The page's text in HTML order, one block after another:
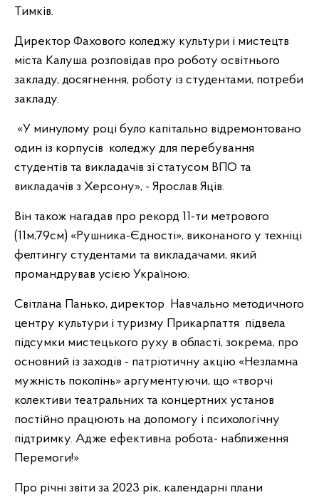
Тимків.
Директор Фахового коледжу культури і мистецтв
міста Калуша розповідав про роботу освітнього
закладу, досягнення, роботу із студентами, потреби
закладу.
«У минулому році було капітально відремонтовано
один із корпусів коледжу для перебування
студентів та викладачів зі статусом ВПО та
викладачів з Херсону», - Ярослав Яців.
Він також нагадав про рекорд 11-ти метрового
(11м,79см) «Рушника-Єдності», виконаного у техніці
фелтингу студентами та викладачами, який
промандрував усією Україною.
Світлана Панько, директор Навчально методичного
центру культури і туризму Прикарпаття підвела
підсумки мистецького руху в області, зокрема, про
основний із заходів - патріотичну акцію «Незламна
мужність поколінь» аргументуючи, що «творчі
колективи театральних та концертних установ
постійно працюють на допомогу і психологічну
підтримку. Адже ефективна робота- наближення
Перемоги!»
Про річні звіти за 2023 рік, календарні плани